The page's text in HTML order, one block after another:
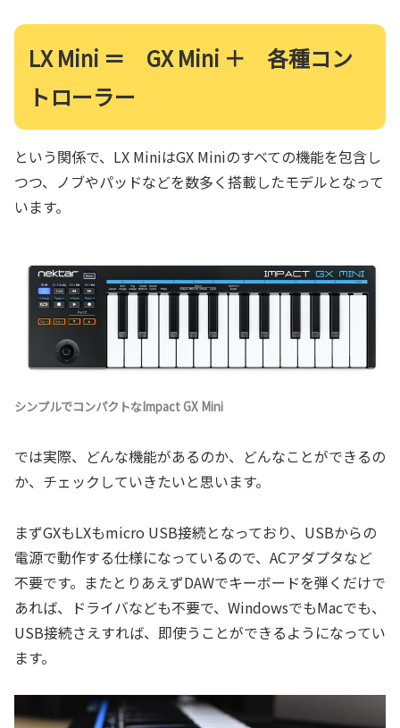
LX Mini ＝ GX Mini ＋ 各種コン
トローラー
という関係で、LX MiniはGX Miniのすべての機能を包含し
つつ、ノブやパッドなどを数多く搭載したモデルとなって
います。
シンプルでコンパクトなImpact GX Mini
では実際、どんな機能があるのか、どんなことができるの
か、チェックしていきたいと思います。
まずGXもLXもmicro USB接続となっており、USBからの
電源で動作する仕様になっているので、ACアダプタなど
不要です。またとりあえずDAWでキーボードを弾くだけで
あれば、ドライバなども不要で、WindowsでもMacでも、
USB接続さえすれば、即使うことができるようになってい
ます。